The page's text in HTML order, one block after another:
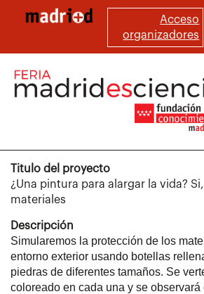
principal
Acceso
organizadores
Titulo del proyecto
¿Una pintura para alargar la vida?
materiales
Descripción
Simularemos la protección de los
entorno exterior usando botellas
piedras de diferentes tamaños. Se
coloreado en cada una y se